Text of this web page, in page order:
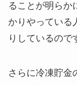
ることが明らか
かりやっている
りしているので
さらに冷凍貯金